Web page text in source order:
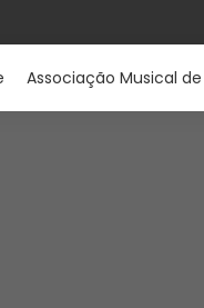
Associação Musical de